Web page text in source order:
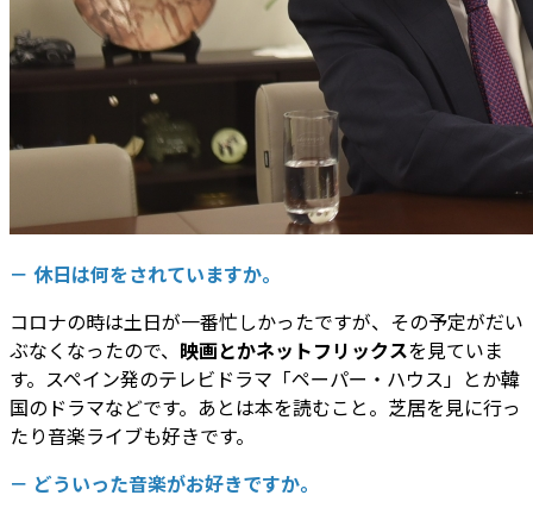
－ 休日は何をされていますか。
コロナの時は土日が一番忙しかったですが、その予定がだい
ぶなくなったので、 映画とかネットフリックスを見ていま
す。スペイン発のテレビドラマ「ペーパー・ハウス」とか韓
国のドラマなどです。あとは本を読むこと。芝居を見に行っ
たり音楽ライブも好きです。
－ どういった音楽がお好きですか。